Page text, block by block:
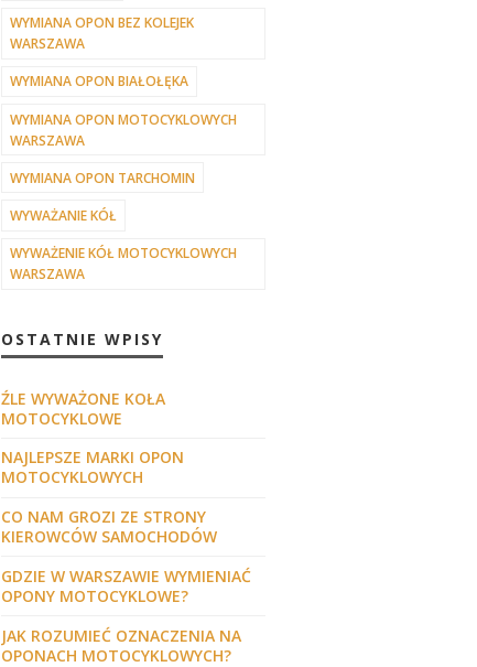
WYMIANA OPON BEZ KOLEJEK
WARSZAWA
WYMIANA OPON BIAŁOŁĘKA
WYMIANA OPON MOTOCYKLOWYCH
WARSZAWA
WYMIANA OPON TARCHOMIN
WYWAŻANIE KÓŁ
WYWAŻENIE KÓŁ MOTOCYKLOWYCH
WARSZAWA
OSTATNIE WPISY
ŹLE WYWAŻONE KOŁA
MOTOCYKLOWE
NAJLEPSZE MARKI OPON
MOTOCYKLOWYCH
CO NAM GROZI ZE STRONY
KIEROWCÓW SAMOCHODÓW
GDZIE W WARSZAWIE WYMIENIAĆ
OPONY MOTOCYKLOWE?
JAK ROZUMIEĆ OZNACZENIA NA
OPONACH MOTOCYKLOWYCH?